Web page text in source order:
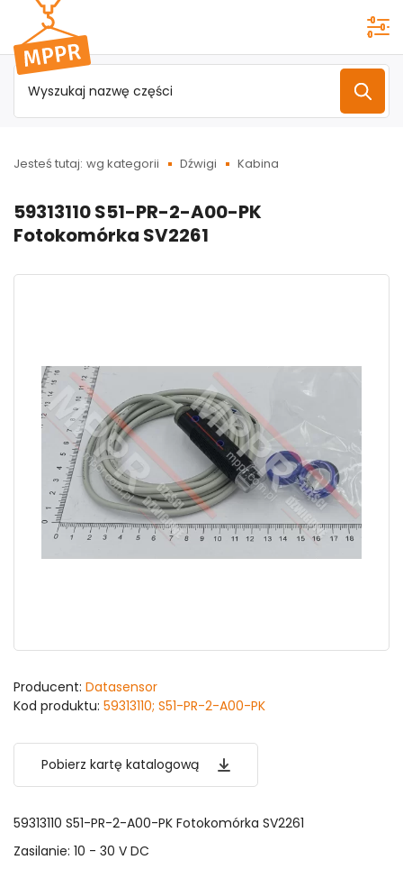
Przejdź do
menu
głównego
Jesteś tutaj: wg kategorii Dźwigi Kabina
59313110 S51-PR-2-A00-PK
Fotokomórka SV2261
Producent: Datasensor
Kod produktu: 59313110; S51-PR-2-A00-PK
Pobierz kartę katalogową
59313110 S51-PR-2-A00-PK Fotokomórka SV2261
Zasilanie: 10 - 30 V DC